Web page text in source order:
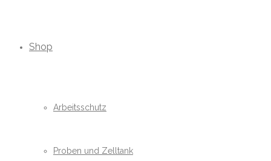
Shop
Arbeitsschutz
Proben und Zelltank